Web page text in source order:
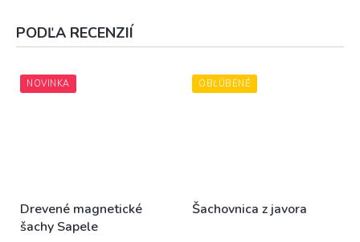
PODĽA RECENZIÍ
NOVINKA
Drevené magnetické
šachy Sapele
OBĽÚBENÉ
Šachovnica z javora